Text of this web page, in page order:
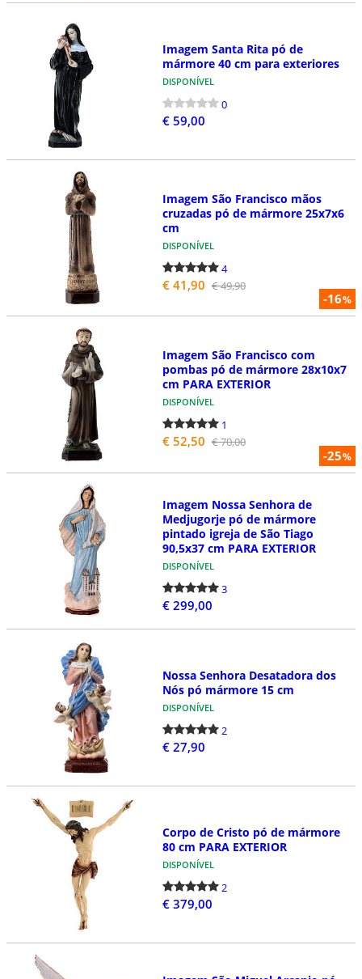
Imagem Santa Rita pó de
mármore 40 cm para exteriores
DISPONÍVEL
0
€ 59,00
-16%
Imagem São Francisco mãos
cruzadas pó de mármore 25x7x6
cm
DISPONÍVEL
4
€ 41,90 € 49,90
-25%
Imagem São Francisco com
pombas pó de mármore 28x10x7
cm PARA EXTERIOR
DISPONÍVEL
1
€ 52,50 € 70,00
Imagem Nossa Senhora de
Medjugorje pó de mármore
pintado igreja de São Tiago
90,5x37 cm PARA EXTERIOR
DISPONÍVEL
3
€ 299,00
Nossa Senhora Desatadora dos
Nós pó mármore 15 cm
DISPONÍVEL
2
€ 27,90
Corpo de Cristo pó de mármore
80 cm PARA EXTERIOR
DISPONÍVEL
2
€ 379,00